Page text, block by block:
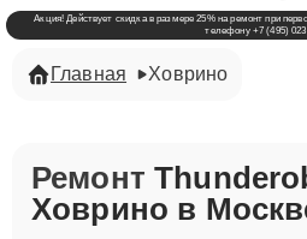
Акция! Действует скидка в размере 25% на ремонт при
телефону +7 (495)
Главная Ховрино
Ремонт
Ховрино в